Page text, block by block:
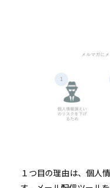
１つ目の理由は、個人